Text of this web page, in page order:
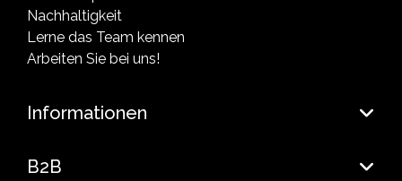
Nachhaltigkeit
Lerne das Team kennen
Arbeiten Sie bei uns!
Informationen
B2B